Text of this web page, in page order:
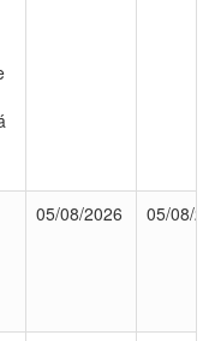
05/08/2026 05/08/